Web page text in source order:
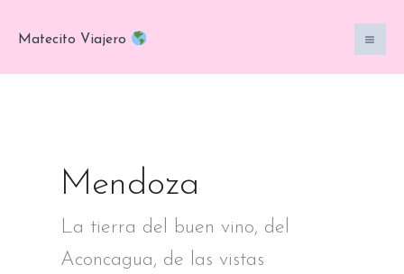
Matecito Viajero
Mendoza
La tierra del buen vino, del
Aconcagua, de las vistas